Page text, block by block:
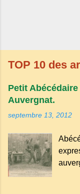
TOP 10 des
Petit
Auvergnat.
septembre 13, 2012